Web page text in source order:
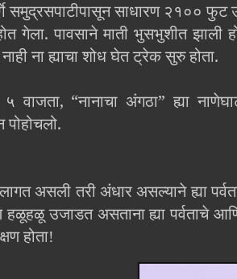
समुद्रसपाटीपासून साधारण २१००
गेला. पावसाने माती भुसभुशीत
ना ह्याचा शोध घेत ट्रेक सुरु होता.
वाजता, “नानाचा अंगठा” ह्या
असली तरी अंधार असल्याने ह्या
उजाडत असताना ह्या पर्वताचे
होता!